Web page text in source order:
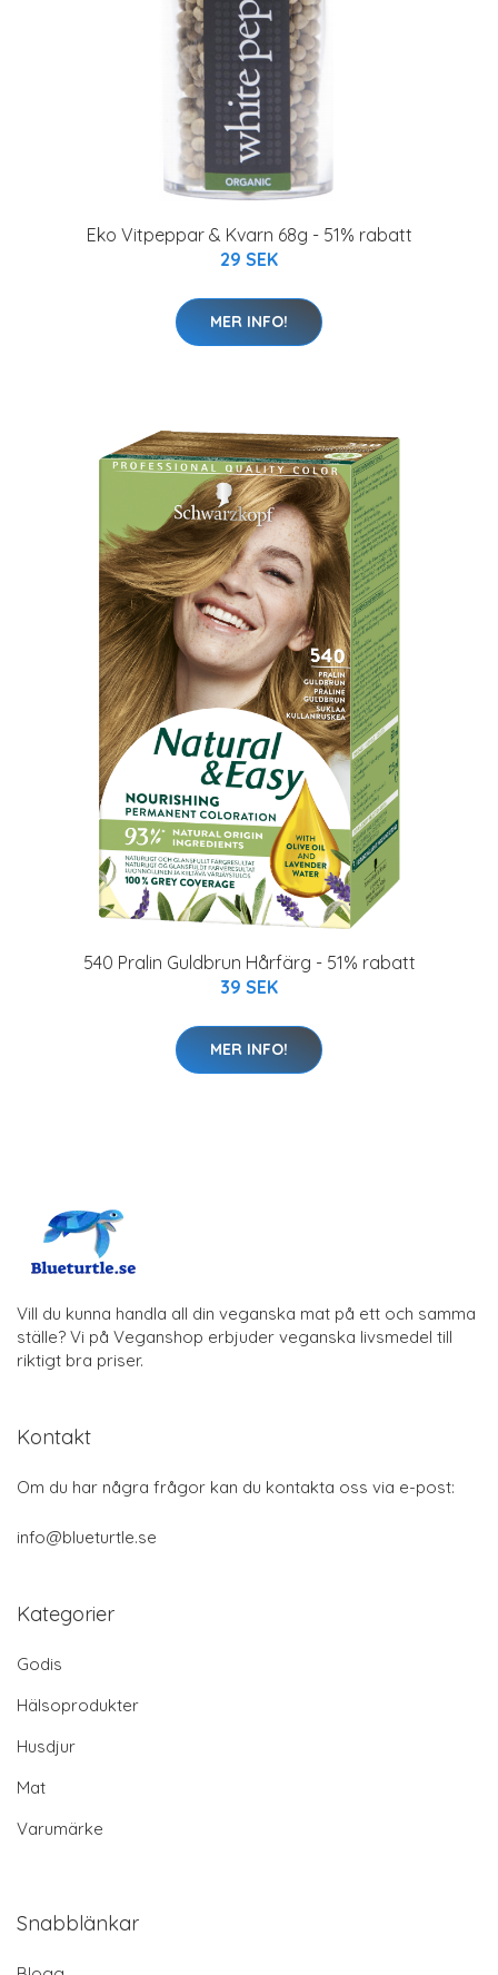
Eko Vitpeppar & Kvarn 68g - 51% rabatt
29 SEK
MER INFO!
540 Pralin Guldbrun Hårfärg - 51% rabatt
39 SEK
MER INFO!
Vill du kunna handla all din veganska mat på ett och samma
ställe? Vi på Veganshop erbjuder veganska livsmedel till
riktigt bra priser.
Kontakt
Om du har några frågor kan du kontakta oss via e-post:
info@blueturtle.se
Kategorier
Godis
Hälsoprodukter
Husdjur
Mat
Varumärke
Snabblänkar